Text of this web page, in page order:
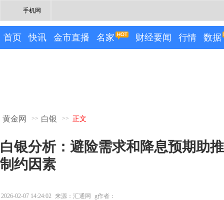
手机网
首页 快讯 金市直播 名家 财经要闻 行情 数据
黄金网 >> 白银 >> 正文
白银分析：避险需求和降息预期助
制约因素
2026-02-07 14:24:02 来源：汇通网 g作者：